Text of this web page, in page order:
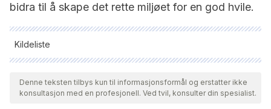
bidra til å skape det rette miljøet for en god hvile.
Kildeliste
Alle siterte kilder ble grundig gjennomgått av teamet vårt for å
sikre deres kvalitet, pålitelighet, aktualitet og validitet.
Bibliografien i denne artikkelen ble betraktet som pålitelig og
Denne teksten tilbys kun til informasjonsformål og erstatter ikke
konsultasjon med en profesjonell. Ved tvil, konsulter din spesialist.